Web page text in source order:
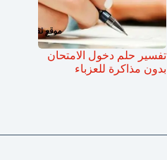
تفسير حلم دخول الامتحان
بدون مذاكرة للعزباء